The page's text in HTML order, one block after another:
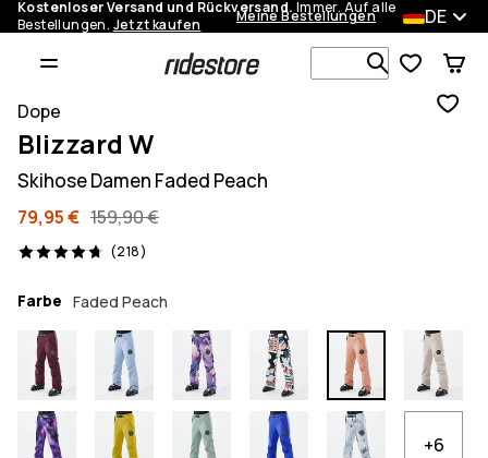
Kostenloser Versand und Rückversand. Immer. Auf alle
Bestellungen. Jetzt kaufen Meine Bestellungen DE
Dope
Blizzard W
Skihose Damen Faded Peach
79,95 € 159,90 €
(218)
218 Reviews, 4.7/5
Farbe Faded Peach
+6